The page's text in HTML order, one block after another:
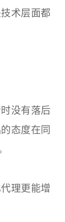
术层面都
没有落后
态度在同
理更能增